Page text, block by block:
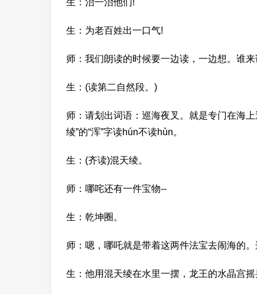
生：治一治他们!
生：为老百姓出一口气!
师：我们朗读的时候要一边读，一边想。谁
生：(读第二自然段。)
师：请划出词语：巡海夜叉。就是专门在海
绫”的“浑”字读hún不读hùn。
生：(齐读)混天绫。
师：哪咤还有一件宝物--
生：乾坤圈。
师：嗯，哪吒就是带着这两件法宝去闹海的
生：他用混天绫在水里一摆，龙王的水晶宫摇